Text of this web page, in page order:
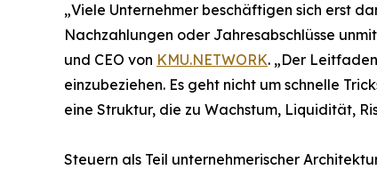
„Viele Unternehmer beschäftigen sich erst
Nachzahlungen oder Jahresabschlüsse
und CEO von KMU.NETWORK. „Der
einzubeziehen. Es geht nicht um schnelle
eine Struktur, die zu Wachstum, Liquidität,
Steuern als Teil unternehmerischer